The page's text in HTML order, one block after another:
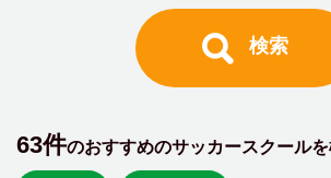
検索
63件のおすすめのサッカースクール